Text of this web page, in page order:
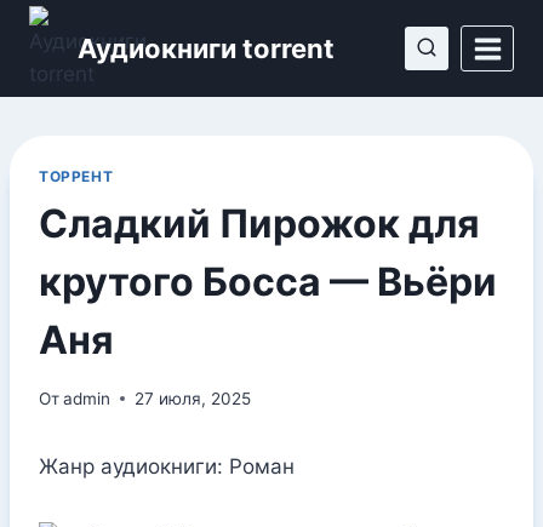
Перейти
содержимому
Аудиокниги torrent
ТОРРЕНТ
Сладкий Пирожок для
крутого Босса — Вьёри
Аня
Отadmin 27 июля, 2025
Жанр аудиокниги: Роман